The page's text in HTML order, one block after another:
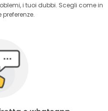
i tuoi dubbi. Scegli come in